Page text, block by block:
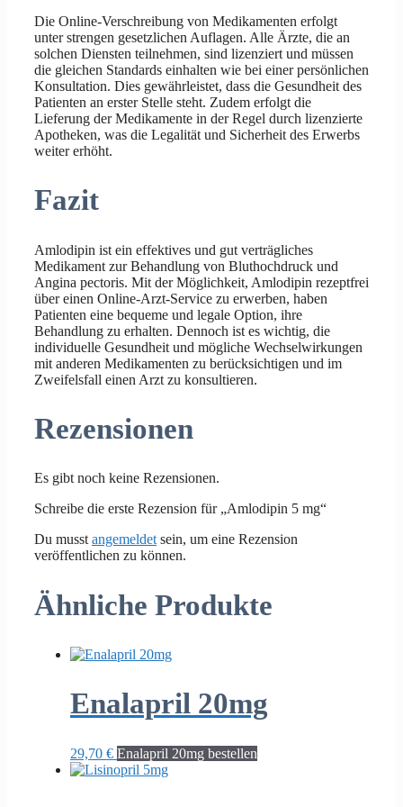
Die Online-Verschreibung von Medikamenten erfolgt
unter strengen gesetzlichen Auflagen. Alle Ärzte, die an
solchen Diensten teilnehmen, sind lizenziert und müssen
die gleichen Standards einhalten wie bei einer persönlichen
Konsultation. Dies gewährleistet, dass die Gesundheit des
Patienten an erster Stelle steht. Zudem erfolgt die
Lieferung der Medikamente in der Regel durch lizenzierte
Apotheken, was die Legalität und Sicherheit des Erwerbs
weiter erhöht.
Fazit
Amlodipin ist ein effektives und gut verträgliches
Medikament zur Behandlung von Bluthochdruck und
Angina pectoris. Mit der Möglichkeit, Amlodipin rezeptfrei
über einen Online-Arzt-Service zu erwerben, haben
Patienten eine bequeme und legale Option, ihre
Behandlung zu erhalten. Dennoch ist es wichtig, die
individuelle Gesundheit und mögliche Wechselwirkungen
mit anderen Medikamenten zu berücksichtigen und im
Zweifelsfall einen Arzt zu konsultieren.
Rezensionen
Es gibt noch keine Rezensionen.
Schreibe die erste Rezension für „Amlodipin 5 mg“
Du musst angemeldet sein, um eine Rezension
veröffentlichen zu können.
Ähnliche Produkte
Enalapril 20mg
29,70 € Enalapril 20mg bestellen